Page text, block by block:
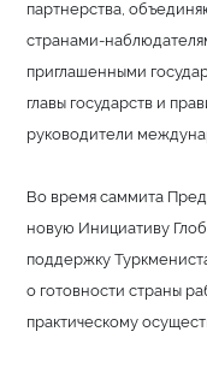
партнерства,
странами-
приглашенными
главы государств и
руководители
Во время саммита
новую Инициативу
поддержку
о готовности страны
практическому